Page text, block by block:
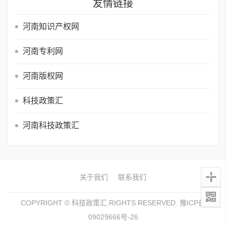
友情链接
河南知识产权网
河南专利网
河南版权网
科技政策汇
河南科技政策汇
关于我们 联系我们
COPYRIGHT © 科技政策汇 RIGHTS RESERVED. 豫ICP备
09029666号-26